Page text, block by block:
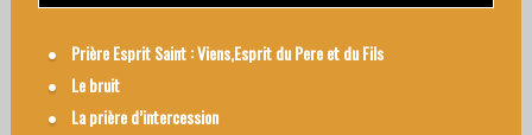
Prière Esprit Saint : Viens,Esprit du Pere et du Fils
Le bruit
La prière d’intercession